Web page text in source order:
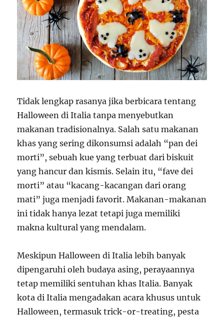
Tidak lengkap rasanya jika berbicara tentang
Halloween di Italia tanpa menyebutkan
makanan tradisionalnya. Salah satu makanan
khas yang sering dikonsumsi adalah “pan dei
morti”, sebuah kue yang terbuat dari biskuit
yang hancur dan kismis. Selain itu, “fave dei
morti” atau “kacang-kacangan dari orang
mati” juga menjadi favorit. Makanan-makanan
ini tidak hanya lezat tetapi juga memiliki
makna kultural yang mendalam.
Meskipun Halloween di Italia lebih banyak
dipengaruhi oleh budaya asing, perayaannya
tetap memiliki sentuhan khas Italia. Banyak
kota di Italia mengadakan acara khusus untuk
Halloween, termasuk trick-or-treating, pesta